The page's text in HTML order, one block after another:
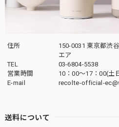
住所
150-0031 東京都渋
エア
TEL
03-6804-5538
営業時間
10：00〜17：00(土
E-mail
recolte-official-
送料について